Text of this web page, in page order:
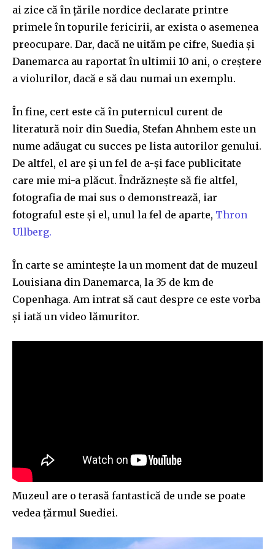
ai zice că în țările nordice declarate printre
primele în topurile fericirii, ar exista o asemenea
preocupare. Dar, dacă ne uităm pe cifre, Suedia și
Danemarca au raportat în ultimii 10 ani, o creștere
a violurilor, dacă e să dau numai un exemplu.
În fine, cert este că în puternicul curent de
literatură noir din Suedia, Stefan Ahnhem este un
nume adăugat cu succes pe lista autorilor genului.
De altfel, el are și un fel de a-și face publicitate
care mie mi-a plăcut. Îndrăznește să fie altfel,
fotografia de mai sus o demonstrează, iar
fotograful este și el, unul la fel de aparte, Thron
Ullberg.
În carte se amintește la un moment dat de muzeul
Louisiana din Danemarca, la 35 de km de
Copenhaga. Am intrat să caut despre ce este vorba
și iată un video lămuritor.
Muzeul are o terasă fantastică de unde se poate
vedea țărmul Suediei.